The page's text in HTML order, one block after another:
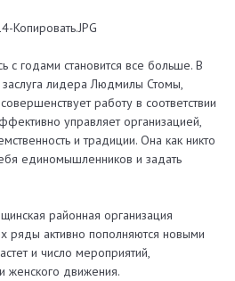
с годами становится все больше. В
лидера Людмилы Стомы,
работу в соответствии
управляет организацией,
и традиции. Она как никто
единомышленников и задать
ская районная организация
ряды активно пополняются новыми
и число мероприятий,
женского движения.